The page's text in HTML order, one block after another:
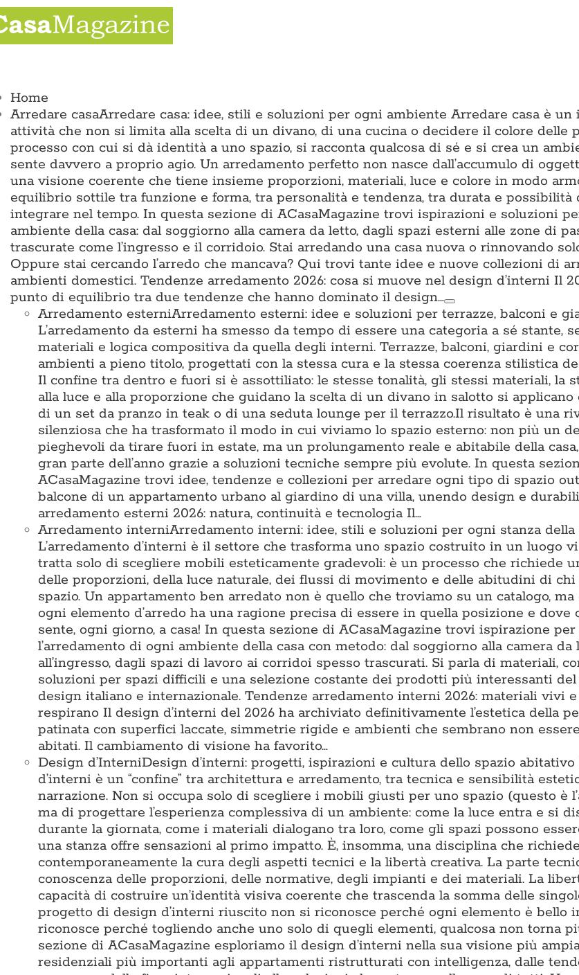
Salta
al
contenuto
Home
Arredare casaArredare casa: idee, stili e soluzioni per ogni ambiente Arredare casa è un
attività che non si limita alla scelta di un divano, di una cucina o decidere il colore delle
processo con cui si dà identità a uno spazio, si racconta qualcosa di sé e si crea un
sente davvero a proprio agio. Un arredamento perfetto non nasce dall’accumulo di
una visione coerente che tiene insieme proporzioni, materiali, luce e colore in modo
equilibrio sottile tra funzione e forma, tra personalità e tendenza, tra durata e possibilità
integrare nel tempo. In questa sezione di ACasaMagazine trovi ispirazioni e soluzioni
ambiente della casa: dal soggiorno alla camera da letto, dagli spazi esterni alle zone di
trascurate come l’ingresso e il corridoio. Stai arredando una casa nuova o rinnovando
Oppure stai cercando l’arredo che mancava? Qui trovi tante idee e nuove collezioni di
ambienti domestici. Tendenze arredamento 2026: cosa si muove nel design d’interni Il
punto di equilibrio tra due tendenze che hanno dominato il design…
Arredamento esterniArredamento esterni: idee e soluzioni per terrazze, balconi e
L’arredamento da esterni ha smesso da tempo di essere una categoria a sé stante,
materiali e logica compositiva da quella degli interni. Terrazze, balconi, giardini e
ambienti a pieno titolo, progettati con la stessa cura e la stessa coerenza stilistica
Il confine tra dentro e fuori si è assottiliato: le stesse tonalità, gli stessi materiali, la
alla luce e alla proporzione che guidano la scelta di un divano in salotto si applicano
di un set da pranzo in teak o di una seduta lounge per il terrazzo.Il risultato è una
silenziosa che ha trasformato il modo in cui viviamo lo spazio esterno: non più un
pieghevoli da tirare fuori in estate, ma un prolungamento reale e abitabile della
gran parte dell’anno grazie a soluzioni tecniche sempre più evolute. In questa
ACasaMagazine trovi idee, tendenze e collezioni per arredare ogni tipo di spazio
balcone di un appartamento urbano al giardino di una villa, unendo design e
arredamento esterni 2026: natura, continuità e tecnologia Il…
Arredamento interniArredamento interni: idee, stili e soluzioni per ogni stanza della
L’arredamento d’interni è il settore che trasforma uno spazio costruito in un luogo
tratta solo di scegliere mobili esteticamente gradevoli: è un processo che richiede
delle proporzioni, della luce naturale, dei flussi di movimento e delle abitudini di chi
spazio. Un appartamento ben arredato non è quello che troviamo su un catalogo,
ogni elemento d’arredo ha una ragione precisa di essere in quella posizione e dove
sente, ogni giorno, a casa! In questa sezione di ACasaMagazine trovi ispirazione
l’arredamento di ogni ambiente della casa con metodo: dal soggiorno alla camera da
all’ingresso, dagli spazi di lavoro ai corridoi spesso trascurati. Si parla di materiali,
soluzioni per spazi difficili e una selezione costante dei prodotti più interessanti del
design italiano e internazionale. Tendenze arredamento interni 2026: materiali vivi
respirano Il design d’interni del 2026 ha archiviato definitivamente l’estetica della
patinata con superfici laccate, simmetrie rigide e ambienti che sembrano non
abitati. Il cambiamento di visione ha favorito…
Design d’InterniDesign d’interni: progetti, ispirazioni e cultura dello spazio
d’interni è un “confine” tra architettura e arredamento, tra tecnica e sensibilità
narrazione. Non si occupa solo di scegliere i mobili giusti per uno spazio (questo è
ma di progettare l’esperienza complessiva di un ambiente: come la luce entra e si
durante la giornata, come i materiali dialogano tra loro, come gli spazi possono
una stanza offre sensazioni al primo impatto. È, insomma, una disciplina che richiede
contemporaneamente la cura degli aspetti tecnici e la libertà creativa. La parte
conoscenza delle proporzioni, delle normative, degli impianti e dei materiali. La
capacità di costruire un’identità visiva coerente che trascenda la somma delle
progetto di design d’interni riuscito non si riconosce perché ogni elemento è bello
riconosce perché togliendo anche uno solo di quegli elementi, qualcosa non torna
sezione di ACasaMagazine esploriamo il design d’interni nella sua visione più
residenziali più importanti agli appartamenti ristrutturati con intelligenza, dalle